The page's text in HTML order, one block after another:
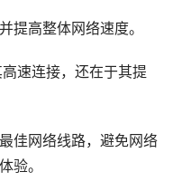
提高整体网络速度。
速连接，还在于其提
佳网络线路，避免网络
验。